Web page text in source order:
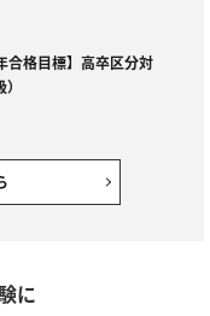
合格目標】高卒区分対
に